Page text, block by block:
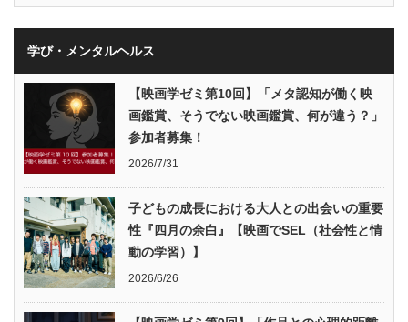
学び・メンタルヘルス
【映画学ゼミ第10回】「メタ認知が働く映
画鑑賞、そうでない映画鑑賞、何が違う？」
参加者募集！
2026/7/31
子どもの成長における大人との出会いの重要
性『四月の余白』【映画でSEL（社会性と情
動の学習）】
2026/6/26